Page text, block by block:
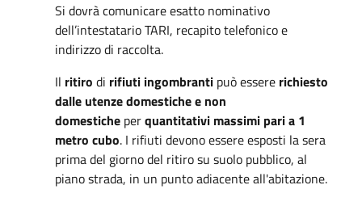
Si dovrà comunicare esatto nominativo
dell’intestatario TARI, recapito telefonico e
indirizzo di raccolta.
Il ritiro di rifiuti ingombranti può essere richiesto
dalle utenze domestiche e non
domestiche perquantitativi massimi pari a 1
metro cubo. I rifiuti devono essere esposti la sera
prima del giorno del ritiro su suolo pubblico, al
piano strada, in un punto adiacente all'abitazione.